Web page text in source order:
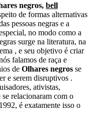
negros, bell
de formas alternativas
pessoas negras e a
no modo como a
surge na literatura, na
, e seu objetivo é criar
falamos de raça e
de Olhares negros se
e serem disruptivos .
ativistas,
relacionaram com o
é exatamente isso o